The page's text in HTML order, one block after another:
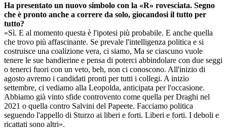
Ha presentato un nuovo simbolo con la «R» rovesciata. Segno
che è pronto anche a correre da solo, giocandosi il tutto per
tutto?
«Sì. E al momento questa è l'ipotesi più probabile. E anche quella
che trovo più affascinante. Se prevale l'intelligenza politica e si
costruisce una coalizione vera, ci siamo, Ma se ciascuno vuole
tenere le sue bandierine e pensa di poterci abbindolare con due seggi
o tenerci fuori con un veto, beh, non ci conoscono. All'inizio di
agosto avremo i candidati pronti per tutti i collegi. A inizio
settembre, ci vediamo alla Leopolda, anticipata per l'occasione.
Abbiamo già vinto sfide controvento come quella per Draghi nel
2021 o quella contro Salvini del Papeete. Facciamo politica
seguendo l'appello di Sturzo ai liberi e forti. Liberi e forti. I deboli e
ricattati sono altri».